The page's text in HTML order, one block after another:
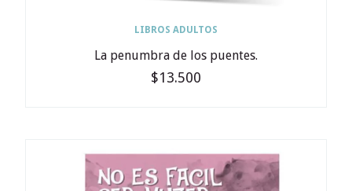
LIBROS ADULTOS
La penumbra de los puentes.
$13.500